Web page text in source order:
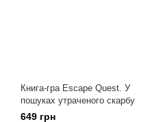
Книга-гра Escape Quest. У
пошуках утраченого скарбу
649 грн